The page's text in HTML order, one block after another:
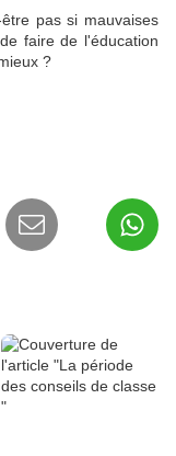
pas si mauvaises
faire de l'éducation
?